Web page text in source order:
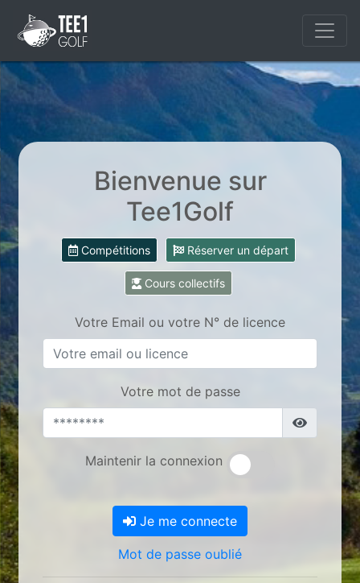
Bienvenue sur
Tee1Golf
Compétitions Réserver un départ
Cours collectifs
Votre Email ou votre N° de licence
Votre mot de passe
Maintenir la connexion
Je me connecte
Mot de passe oublié